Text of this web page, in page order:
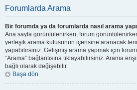
Forumlarda Arama
Bir forumda ya da forumlarda nasıl arama
Ana sayfa görüntülenirken, forum
yerleşik arama kutusunun içerisine aranacak
yapabilirsiniz. Gelişmiş arama yapmak için
“Arama” bağlantısına tıklayabilirsiniz. Arama
bağlı olarak değişebilir.
Başa dön